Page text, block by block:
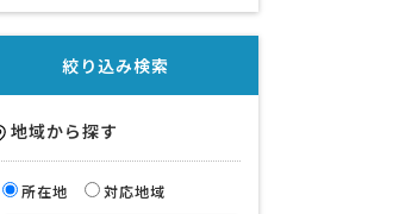
絞り込み検索
地域から探す
所在地 対応地域